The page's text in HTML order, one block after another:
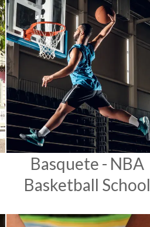
Basquete - NBA
Basketball School